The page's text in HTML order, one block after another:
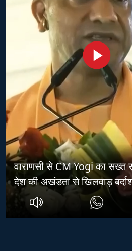
वाराणसी से CM Yogi का सख्त
देश की अखंडता से खिलवाड़